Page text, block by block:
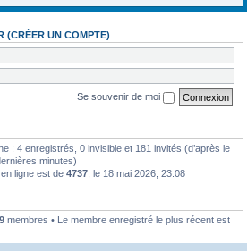
(CRÉER UN COMPTE)
Se souvenir de moi
: 4 enregistrés, 0 invisible et 181 invités (d’après le
minutes)
ligne est de 4737 , le 18 mai 2026, 23:08
membres • Le membre enregistré le plus récent est